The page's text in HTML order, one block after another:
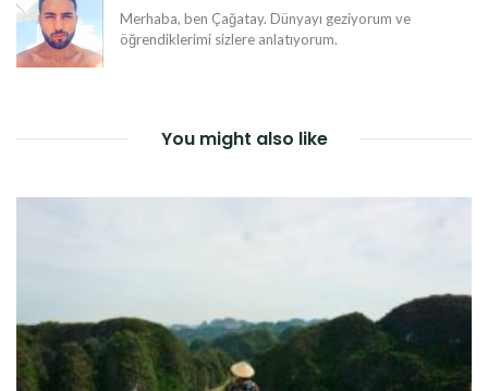
Merhaba, ben Çağatay. Dünyayı geziyorum ve
öğrendiklerimi sizlere anlatıyorum.
You might also like